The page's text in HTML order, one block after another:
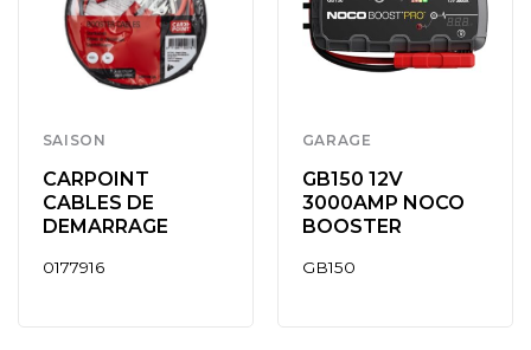
SAISON
CARPOINT
CABLES DE
DEMARRAGE
0177916
GARAGE
GB150 12V
3000AMP NOCO
BOOSTER
GB150